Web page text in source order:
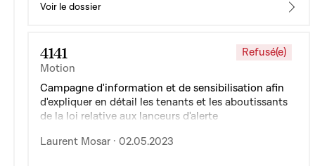
Voir le dossier
4141
Motion
Refusé(e)
Campagne d'information et de sensibilisation afin
d'expliquer en détail les tenants et les aboutissants
de la loi relative aux lanceurs d'alerte
Laurent Mosar · 02.05.2023